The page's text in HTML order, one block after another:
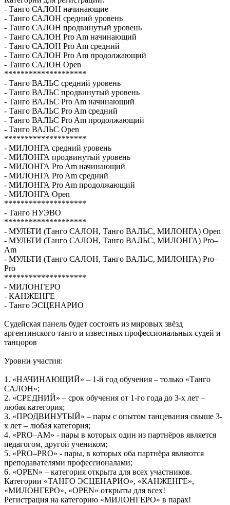
- Танго САЛОН начинающие
- Танго САЛОН средний уровень
- Танго САЛОН продвинутый уровень
- Танго САЛОН Pro Am начинающий
- Танго САЛОН Pro Am средний
- Танго САЛОН Pro Am продолжающий
- Танго САЛОН Open
********************
- Танго ВАЛЬС средний уровень
- Танго ВАЛЬС продвинутый уровень
- Танго ВАЛЬС Pro Am начинающий
- Танго ВАЛЬС Pro Am средний
- Танго ВАЛЬС Pro Am продолжающий
- Танго ВАЛЬС Open
********************
- МИЛОНГА средний уровень
- МИЛОНГА продвинутый уровень
- МИЛОНГА Pro Am начинающий
- МИЛОНГА Pro Am средний
- МИЛОНГА Pro Am продолжающий
- МИЛОНГА Open
********************
- Танго НУЭВО
********************
- МУЛЬТИ (Танго САЛОН, Танго ВАЛЬС, МИЛОНГА) Open
- МУЛЬТИ (Танго САЛОН, Танго ВАЛЬС, МИЛОНГА) Pro–
Am
- МУЛЬТИ (Танго САЛОН, Танго ВАЛЬС, МИЛОНГА) Pro–
Pro
********************
- МИЛОНГЕРО
- КАНЖЕНГЕ
- Танго ЭСЦЕНАРИО
Судейская панель будет состоять из мировых звёзд
аргентинского танго и известных профессиональных судей и
танцоров
Уровни участия:
1. «НАЧИНАЮЩИЙ» – 1-й год обучения – только «Танго
САЛОН»;
2. «СРЕДНИЙ» – срок обучения от 1-го года до 3-х лет –
любая категория;
3. «ПРОДВИНУТЫЙ» – пары с опытом танцевания свыше 3-
х лет – любая категория;
4. «PRO–AM» - пары в которых один из партнёров является
педагогом, другой учеником;
5. «PRO–PRO» - пары, в которых оба партнёра являются
преподавателями профессионалами;
6. «OPEN» – категория открыта для всех участников.
Категории «ТАНГО ЭСЦЕНАРИО», «КАНЖЕНГЕ»,
«МИЛОНГЕРО», «OPEN» открыты для всех!
Регистрация на категорию «МИЛОНГЕРО» в парах!